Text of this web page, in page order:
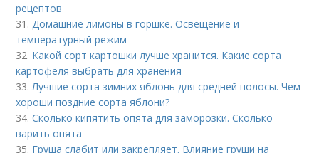
рецептов
31.Домашние лимоны в горшке. Освещение и
температурный режим
32. Какой сорт картошки лучше хранится. Какие сорта
картофеля выбрать для хранения
33.Лучшие сорта зимних яблонь для средней полосы. Чем
хороши поздние сорта яблони?
34.Сколько кипятить опята для заморозки. Сколько
варить опята
35. Груша слабит или закрепляет. Влияние груши на